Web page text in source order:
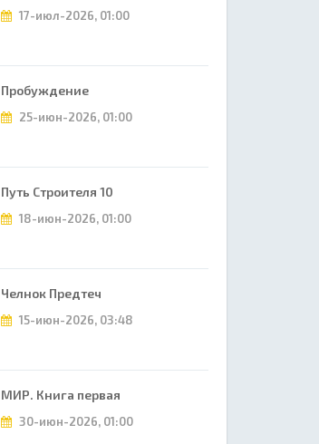
17-июл-2026, 01:00
Пробуждение
25-июн-2026, 01:00
Путь Строителя 10
18-июн-2026, 01:00
Челнок Предтеч
15-июн-2026, 03:48
МИР. Книга первая
30-июн-2026, 01:00